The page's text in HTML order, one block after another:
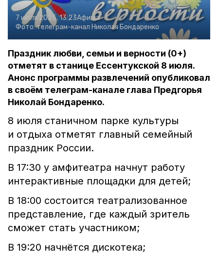
7 июля 2025, 13:23Афиша
Фото:телеграм-канал Николая Бондаренко
Праздник любви, семьи и верности (0+)
отметят в станице Ессентукской 8 июля.
Анонс программы развлечений опубликовал
в своём телеграм-канале глава Предгорья
Николай Бондаренко.
8 июля станичном парке культуры
и отдыха отметят главный семейный
праздник России.
В 17:30 у амфитеатра начнут работу
интерактивные площадки для детей;
В 18:00 состоится театрализованное
представление, где каждый зритель
сможет стать участником;
В 19:20 начнётся дискотека;